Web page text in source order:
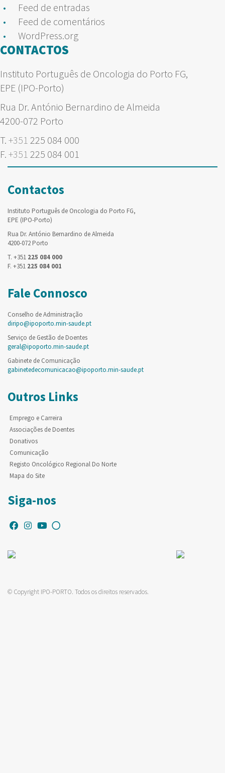
Feed de entradas
Feed de comentários
WordPress.org
CONTACTOS
Instituto Português de Oncologia do Porto FG,
EPE (IPO-Porto)
Rua Dr. António Bernardino de Almeida
4200-072 Porto
T. +351 225 084 000
F. +351 225 084 001
Contactos
Instituto Português de Oncologia do Porto FG,
EPE (IPO-Porto)
Rua Dr. António Bernardino de Almeida
4200-072 Porto
T. +351 225 084 000
F. +351 225 084 001
Fale Connosco
Conselho de Administração
diripo@ipoporto.min-saude.pt
Serviço de Gestão de Doentes
geral@ipoporto.min-saude.pt
Gabinete de Comunicação
gabinetedecomunicacao@ipoporto.min-saude.pt
Outros Links
Emprego e Carreira
Associações de Doentes
Donativos
Comunicação
Registo Oncológico Regional Do Norte
Mapa do Site
Siga-nos
© Copyright IPO-PORTO. Todos os direitos reservados.